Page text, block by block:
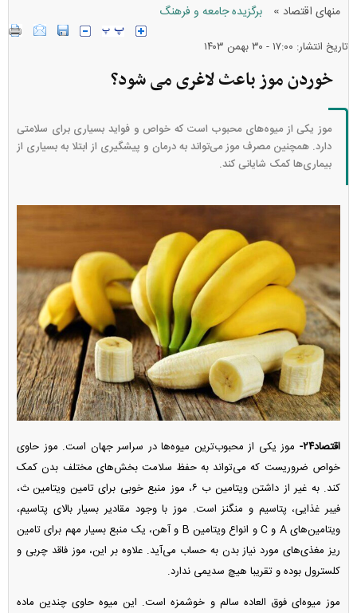
منهای اقتصاد » برگزیده جامعه و فرهنگ
تاریخ انتشار: ۱۷:۰۰ - ۳۰ بهمن ۱۴۰۳
خوردن موز باعث لاغری می شود؟
موز یکی از میوه‌های محبوب است که خواص و فواید بسیاری برای سلامتی
دارد. همچنین مصرف موز می‌تواند به درمان و پیشگیری از ابتلا به بسیاری از
بیماری‌ها کمک شایانی کند.
اقتصاد۲۴-
موز یکی از محبوب‌ترین میوه‌ها در سراسر جهان است. موز حاوی
خواص ضروریست که می‌تواند به حفظ سلامت بخش‌های مختلف بدن کمک
کند. به غیر از داشتن ویتامین ب ۶، موز منبع خوبی برای تامین ویتامین ث،
فیبر غذایی، پتاسیم و منگنز است. موز با وجود مقادیر بسیار بالای پتاسیم،
ویتامین‌های A و C و انواع ویتامین B و آهن، یک منبع بسیار مهم برای تامین
ریز مغذی‌های مورد نیاز بدن به حساب می‌آید. علاوه بر این، موز فاقد چربی و
کلسترول بوده و تقریبا هیچ سدیمی ندارد.
موز میوه‌ای فوق العاده سالم و خوشمزه است. این میوه حاوی چندین ماده